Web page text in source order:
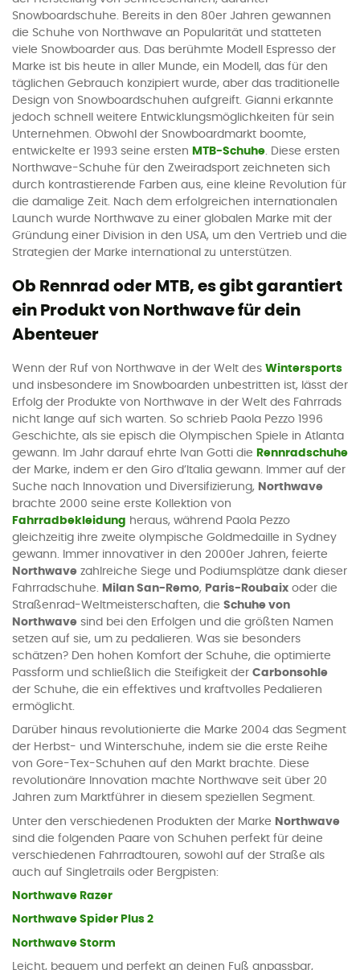
Snowboardschuhe. Bereits in den 80er Jahren gewannen
die Schuhe von Northwave an Popularität und statteten
viele Snowboarder aus. Das berühmte Modell Espresso der
Marke ist bis heute in aller Munde, ein Modell, das für den
täglichen Gebrauch konzipiert wurde, aber das traditionelle
Design von Snowboardschuhen aufgreift. Gianni erkannte
jedoch schnell weitere Entwicklungsmöglichkeiten für sein
Unternehmen. Obwohl der Snowboardmarkt boomte,
entwickelte er 1993 seine ersten MTB-Schuhe . Diese ersten
Northwave-Schuhe für den Zweiradsport zeichneten sich
durch kontrastierende Farben aus, eine kleine Revolution für
die damalige Zeit. Nach dem erfolgreichen internationalen
Launch wurde Northwave zu einer globalen Marke mit der
Gründung einer Division in den USA, um den Vertrieb und die
Strategien der Marke international zu unterstützen.
Ob Rennrad oder MTB, es gibt garantiert
ein Produkt von Northwave für dein
Abenteuer
Wenn der Ruf von Northwave in der Welt des Wintersports
und insbesondere im Snowboarden unbestritten ist, lässt der
Erfolg der Produkte von Northwave in der Welt des Fahrrads
nicht lange auf sich warten. So schrieb Paola Pezzo 1996
Geschichte, als sie episch die Olympischen Spiele in Atlanta
gewann. Im Jahr darauf ehrte Ivan Gotti die Rennradschuhe
der Marke, indem er den Giro d’Italia gewann. Immer auf der
Suche nach Innovation und Diversifizierung, Northwave
brachte 2000 seine erste Kollektion von
Fahrradbekleidung heraus, während Paola Pezzo
gleichzeitig ihre zweite olympische Goldmedaille in Sydney
gewann. Immer innovativer in den 2000er Jahren, feierte
Northwave zahlreiche Siege und Podiumsplätze dank dieser
Fahrradschuhe. Milan San-Remo, Paris-Roubaix oder die
Straßenrad-Weltmeisterschaften, die Schuhe von
Northwave sind bei den Erfolgen und die größten Namen
setzen auf sie, um zu pedalieren. Was sie besonders
schätzen? Den hohen Komfort der Schuhe, die optimierte
Passform und schließlich die Steifigkeit der Carbonsohle
der Schuhe, die ein effektives und kraftvolles Pedalieren
ermöglicht.
Darüber hinaus revolutionierte die Marke 2004 das Segment
der Herbst- und Winterschuhe, indem sie die erste Reihe
von Gore-Tex-Schuhen auf den Markt brachte. Diese
revolutionäre Innovation machte Northwave seit über 20
Jahren zum Marktführer in diesem speziellen Segment.
Unter den verschiedenen Produkten der Marke Northwave
sind die folgenden Paare von Schuhen perfekt für deine
verschiedenen Fahrradtouren, sowohl auf der Straße als
auch auf Singletrails oder Bergpisten:
Northwave Razer
Northwave Spider Plus 2
Northwave Storm
Leicht, bequem und perfekt an deinen Fuß anpassbar,